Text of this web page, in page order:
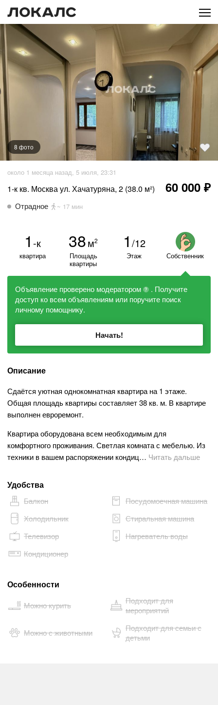
8 фото
около 1 месяца назад, 5 июля, 23:31
1-к кв. Москва ул. Хачатуряна, 2 (38.0 м²) 60 000 ₽
Отрадное ~ 17 мин
1 -к
квартира
38м2
Площадь
квартиры
1 /12
Этаж Собственник
Объявление проверено модератором ?
. Получите
доступ ко всем объявлениям или поручите поиск
личному помощнику.
Начать!
Описание
Сдаётся уютная однокомнатная квартира на 1 этаже.
Общая площадь квартиры составляет 38 кв. м. В квартире
выполнен евроремонт.
Квартира оборудована всем необходимым для
комфортного проживания. Светлая комната с мебелью. Из
техники в вашем распоряжении кондиц… Читать дальше
Удобства
Балкон
Посудомоечная машина
Холодильник
Стиральная машина
Телевизор
Нагреватель воды
Кондиционер
Особенности
Можно курить
Подходит для
мероприятий
Можно с животными
Подходит для семьи с
детьми